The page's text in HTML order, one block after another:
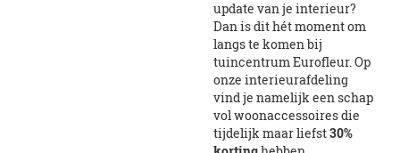
update van je interieur?
Dan is dit hét moment om
langs te komen bij
tuincentrum Eurofleur. Op
onze interieurafdeling
vind je namelijk een schap
vol woonaccessoires die
tijdelijk maar liefst30%